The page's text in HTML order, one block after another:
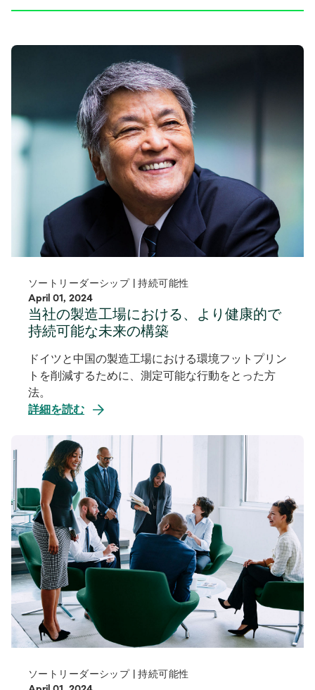
ソートリーダーシップ | 持続可能性
April 01, 2024
当社の製造工場における、より健康的で
持続可能な未来の構築
ドイツと中国の製造工場における環境フットプリン
トを削減するために、測定可能な行動をとった方
法。
詳細を読む
ソートリーダーシップ | 持続可能性